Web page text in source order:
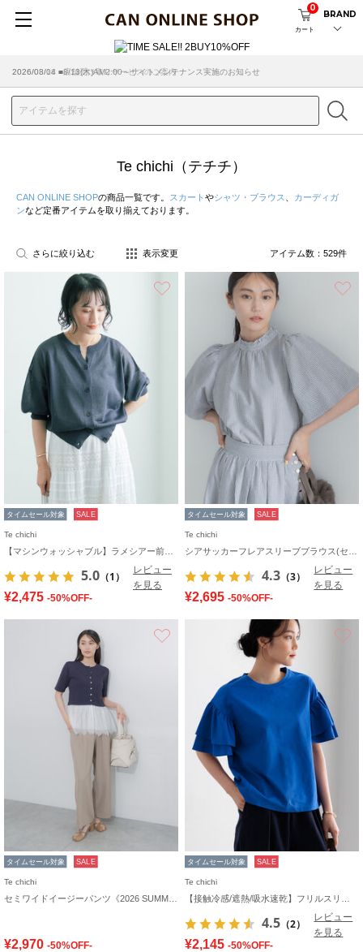
カート
0
BRAND
2026/08/04 ■8/13(木)AM2:00～サイトメンテナンス実施のお知らせ
Te chichi（テチチ）
CAN ONLINE SHOPの商品一覧です。 スカート やシャツ・ブラウス
カーディガ
ンなど定番アイテムを取り揃えております。
さらに絞り込む 表示変更 アイテム数： 529件
タイムセール対象 SALE
Te chichi
5.0 （1）
レビュー
を見る
¥2,475 -50%OFF-
タイムセール対象 SALE
Te chichi
4.3 （3）
レビュー
を見る
¥2,695 -50%OFF-
タイムセール対象 SALE
Te chichi
¥2,970 -50%OFF-
タイムセール対象 SALE
Te chichi
4.5 （2）
レビュー
を見る
¥2,145 -50%OFF-